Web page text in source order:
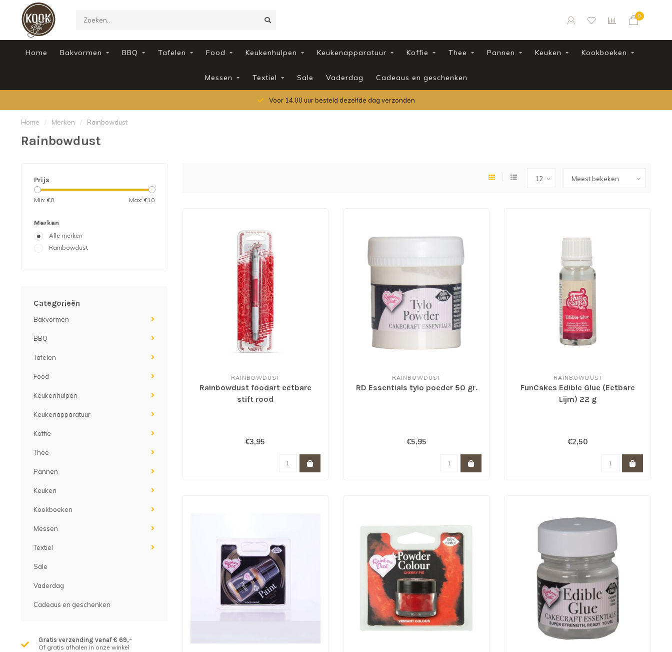
0
Home Bakvormen BBQ Tafelen Food Keukenhulpen Keukenapparatuur Koffie Thee Pannen Keuken Kookboeken
Messen Textiel Sale Vaderdag Cadeaus en geschenken
Voor 14.00 uur besteld dezelfde dag verzonden
Home / Merken / Rainbowdust
Rainbowdust
Prijs
Min: €0 Max: €10
Merken
Alle merken
Rainbowdust
Categorieën
Bakvormen
BBQ
Tafelen
Food
Keukenhulpen
Keukenapparatuur
Koffie
Thee
Pannen
Keuken
Kookboeken
Messen
Textiel
Sale
Vaderdag
Cadeaus en geschenken
Gratis verzending vanaf € 69,-
Of gratis afhalen in onze winkel
RAINBOWDUST
Rainbowdust foodart eetbare
stift rood
€3,95
RAINBOWDUST
RD Essentials tylo poeder 50 gr.
€5,95
RAINBOWDUST
FunCakes Edible Glue (Eetbare
Lijm) 22 g
€2,50